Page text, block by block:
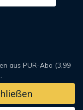
aus PUR-Abo (3,99